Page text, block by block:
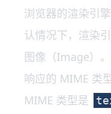
浏览器的渲染引
认情况下，渲染
图像（Image）
响应的 MIME 类
MIME 类型是